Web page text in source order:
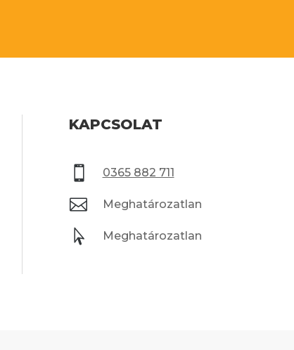
KAPCSOLAT
 0365 882 711
 Meghatározatlan
 Meghatározatlan